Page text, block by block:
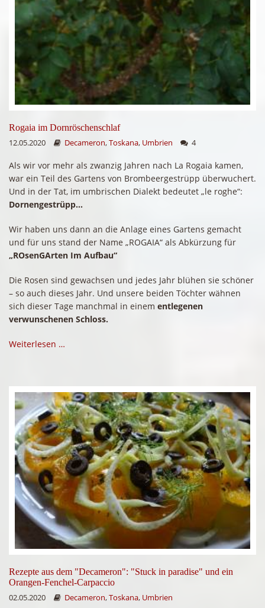
Rogaia im Dornröschenschlaf
12.05.2020
Decameron,Toskana, Umbrien 4
Als wir vor mehr als zwanzig Jahren nach La Rogaia kamen,
war ein Teil des Gartens von Brombeergestrüpp überwuchert.
Und in der Tat, im umbrischen Dialekt bedeutet „le roghe“:
Dornengestrüpp…
Wir haben uns dann an die Anlage eines Gartens gemacht
und für uns stand der Name „ROGAIA“ als Abkürzung für
„ROsenGArten Im Aufbau“
Die Rosen sind gewachsen und jedes Jahr blühen sie schöner
– so auch dieses Jahr. Und unsere beiden Töchter wähnen
sich dieser Tage manchmal in einem entlegenen
verwunschenen Schloss.
Weiterlesen …
Rezepte aus dem "Decameron": "Stuck in paradise" und ein
Orangen-Fenchel-Carpaccio
02.05.2020
Decameron,Toskana, Umbrien